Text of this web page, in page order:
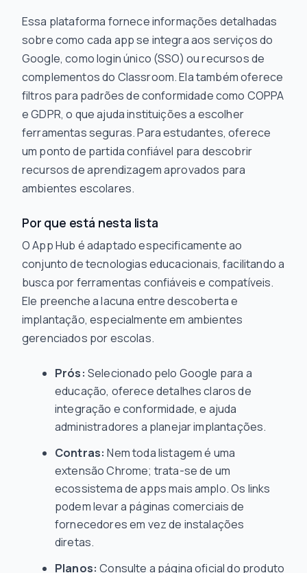
Essa plataforma fornece informações detalhadas
sobre como cada app se integra aos serviços do
Google, como login único (SSO) ou recursos de
complementos do Classroom. Ela também oferece
filtros para padrões de conformidade como COPPA
e GDPR, o que ajuda instituições a escolher
ferramentas seguras. Para estudantes, oferece
um ponto de partida confiável para descobrir
recursos de aprendizagem aprovados para
ambientes escolares.
Por que está nesta lista
O App Hub é adaptado especificamente ao
conjunto de tecnologias educacionais, facilitando a
busca por ferramentas confiáveis e compatíveis.
Ele preenche a lacuna entre descoberta e
implantação, especialmente em ambientes
gerenciados por escolas.
Prós: Selecionado pelo Google para a
educação, oferece detalhes claros de
integração e conformidade, e ajuda
administradores a planejar implantações.
Contras: Nem toda listagem é uma
extensão Chrome; trata-se de um
ecossistema de apps mais amplo. Os links
podem levar a páginas comerciais de
fornecedores em vez de instalações
diretas.
Planos: Consulte a página oficial do produto